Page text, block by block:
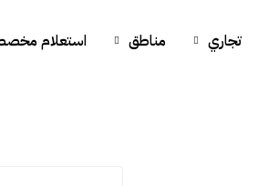
تجاري مناطق استعلام